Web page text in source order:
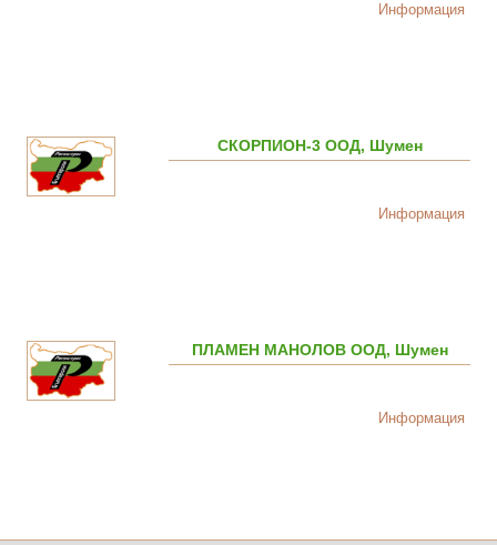
Информация
СКОРПИОН-3 ООД, Шумен
Информация
ПЛАМЕН МАНОЛОВ ООД, Шумен
Информация